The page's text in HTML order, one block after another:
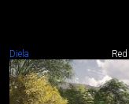
Diela